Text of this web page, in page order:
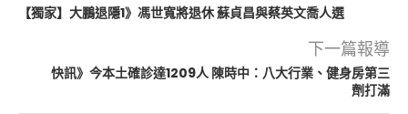
【獨家】大鵬退隱1》馮世寬將退休 蘇貞昌與蔡英文喬人選
下一篇報導
快訊》今本土確診達1209人 陳時中：八大行業、健身房第三
劑打滿